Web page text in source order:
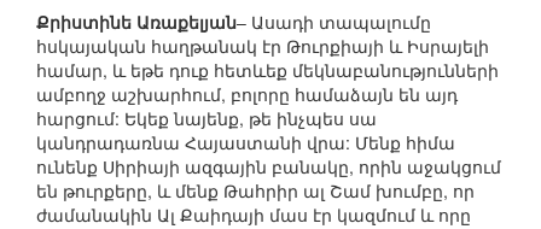
Քրիստինե Առաքելյան– Ասադի տապալումը
հսկայական հաղթանակ էր Թուրքիայի և Իսրայելի
համար, և եթե դուք հետևեք մեկնաբանությունների
ամբողջ աշխարհում, բոլորը համաձայն են այդ
հարցում: Եկեք նայենք, թե ինչպես սա
կանդրադառնա Հայաստանի վրա: Մենք հիմա
ունենք Սիրիայի ազգային բանակը, որին աջակցում
են թուրքերը, և մենք Թահրիր ալ Շամ խումբը, որ
ժամանակին Ալ Քաիդայի մաս էր կազմում և որը